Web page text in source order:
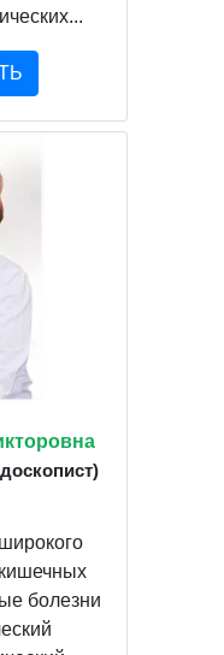
болезни